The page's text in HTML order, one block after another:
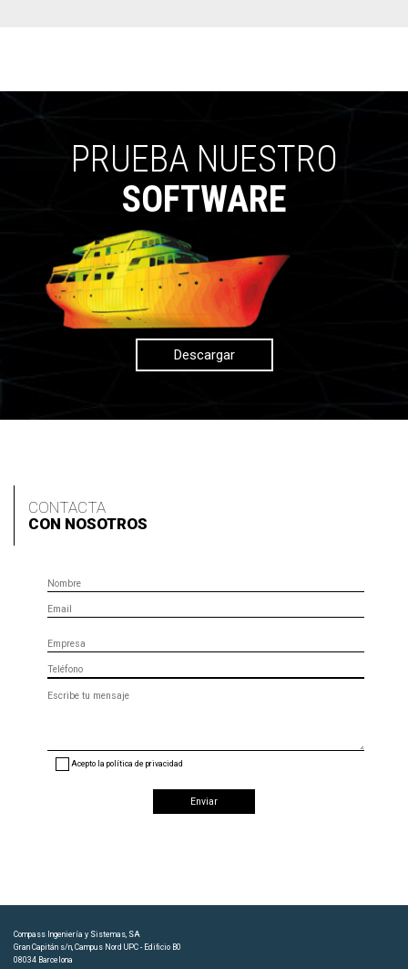
PRUEBA NUESTRO
SOFTWARE
Descargar
CONTACTA
CON NOSOTROS
(opcional)
Acepto la política de privacidad
Compass Ingeniería y Sistemas, SA
Gran Capitán s/n, Campus Nord UPC - Edificio B0
08034 Barcelona